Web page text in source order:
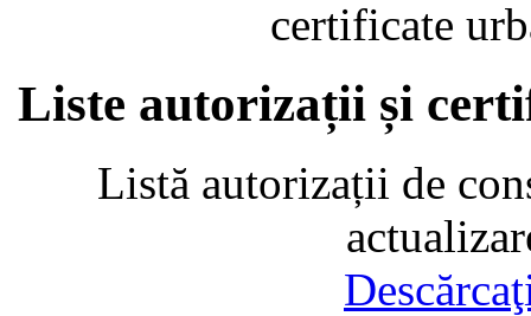
certificate
Liste autorizații și
Listă autorizații de